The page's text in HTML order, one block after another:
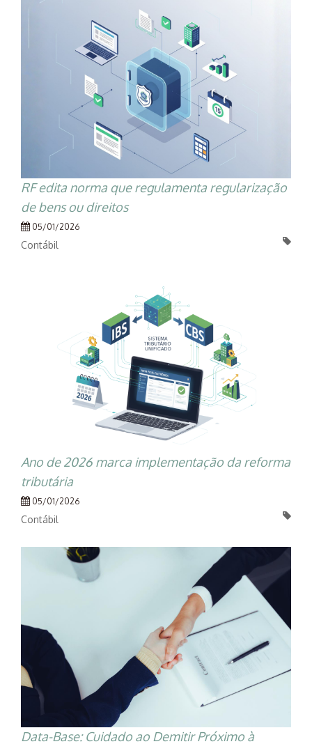
RF edita norma que regulamenta regularização
de bens ou direitos
05/01/2026
Contábil
Ano de 2026 marca implementação da reforma
tributária
05/01/2026
Contábil
Data-Base: Cuidado ao Demitir Próximo à